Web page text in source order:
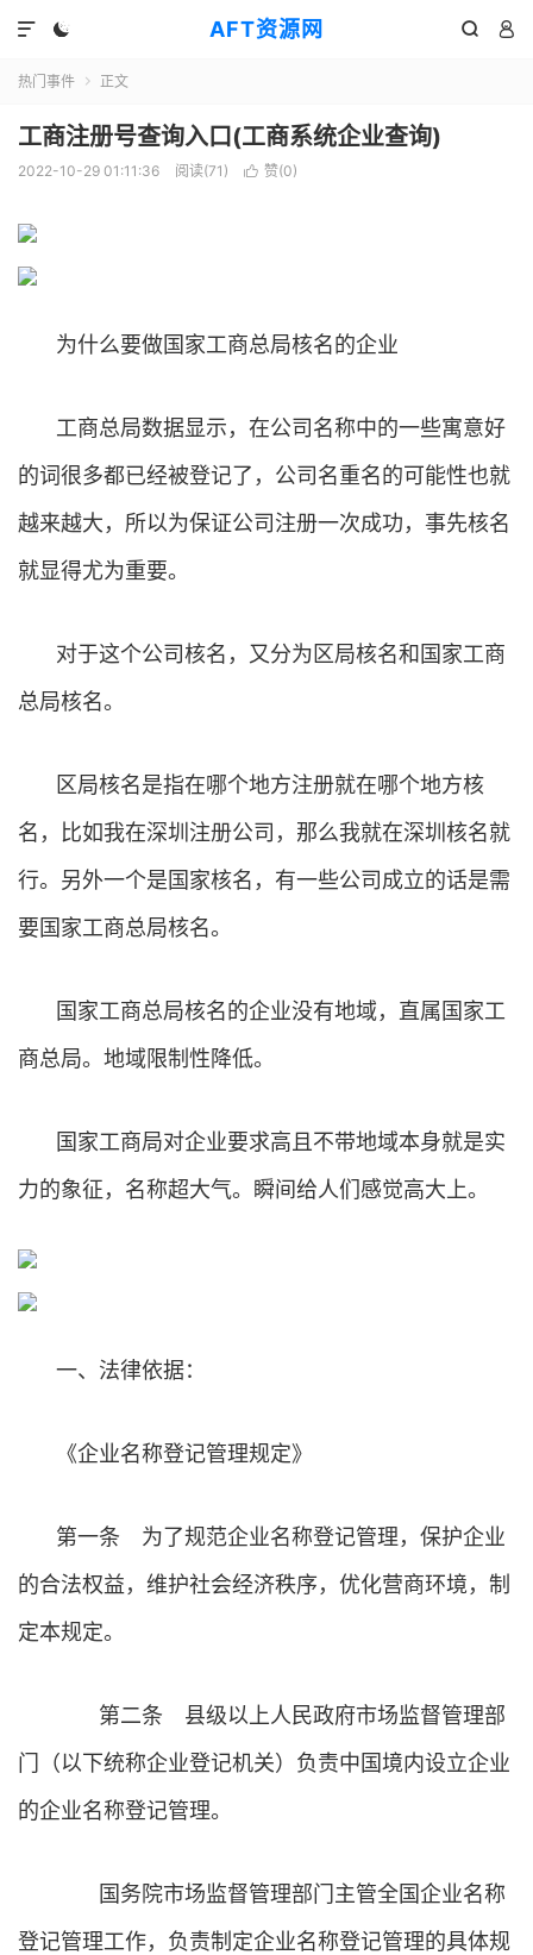
AFT资源网
  

热门事件  正文
工商注册号查询入口(工商系统企业查询)
2022-10-29 01:11:36 阅读(71 )  赞(0)
为什么要做国家工商总局核名的企业
工商总局数据显示，在公司名称中的一些寓意好
的词很多都已经被登记了，公司名重名的可能性也就
越来越大，所以为保证公司注册一次成功，事先核名
就显得尤为重要。
对于这个公司核名，又分为区局核名和国家工商
总局核名。
区局核名是指在哪个地方注册就在哪个地方核
名，比如我在深圳注册公司，那么我就在深圳核名就
行。另外一个是国家核名，有一些公司成立的话是需
要国家工商总局核名。
国家工商总局核名的企业没有地域，直属国家工
商总局。地域限制性降低。
国家工商局对企业要求高且不带地域本身就是实
力的象征，名称超大气。瞬间给人们感觉高大上。
一、法律依据：
《企业名称登记管理规定》
第一条 为了规范企业名称登记管理，保护企业
的合法权益，维护社会经济秩序，优化营商环境，制
定本规定。
第二条 县级以上人民政府市场监督管理部
门（以下统称企业登记机关）负责中国境内设立企业
的企业名称登记管理。
国务院市场监督管理部门主管全国企业名称
登记管理工作，负责制定企业名称登记管理的具体规